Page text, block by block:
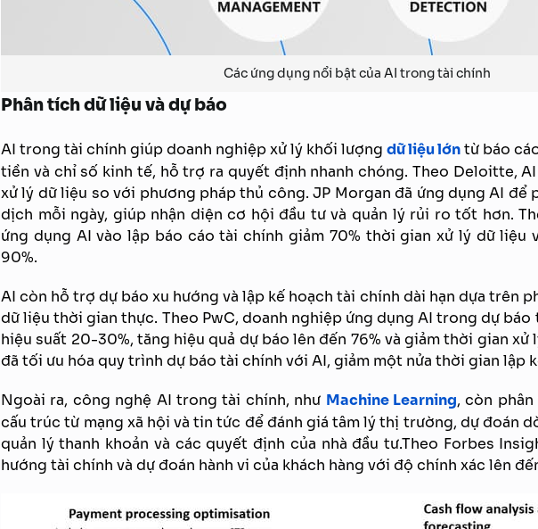
Các ứng dụng nổi bật của AI trong tài chính
Phân tích dữ liệu và dự báo
AI trong tài chính giúp doanh nghiệp xử lý khối lượng dữ liệu lớntừ báo
tiền và chỉ số kinh tế, hỗ trợ ra quyết định nhanh chóng. Theo Deloitte,
xử lý dữ liệu so với phương pháp thủ công. JP Morgan đã ứng dụng AI để
dịch mỗi ngày, giúp nhận diện cơ hội đầu tư và quản lý rủi ro tốt hơn.
ứng dụng AI vào lập báo cáo tài chính giảm 70% thời gian xử lý dữ liệu
90%.
AI còn hỗ trợ dự báo xu hướng và lập kế hoạch tài chính dài hạn dựa trên
dữ liệu thời gian thực. Theo PwC, doanh nghiệp ứng dụng AI trong dự
hiệu suất 20-30%, tăng hiệu quả dự báo lên đến 76% và giảm thời gian
đã tối ưu hóa quy trình dự báo tài chính với AI, giảm một nửa thời gian lập
Ngoài ra, công nghệ AI trong tài chính, như Machine Learning, còn
cấu trúc từ mạng xã hội và tin tức để đánh giá tâm lý thị trường, dự đoán
quản lý thanh khoản và các quyết định của nhà đầu tư.Theo Forbes
hướng tài chính và dự đoán hành vi của khách hàng với độ chính xác lên